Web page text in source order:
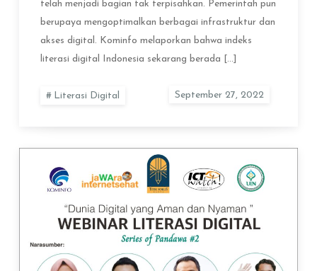
telah menjadi bagian tak terpisahkan. Pemerintah pun
berupaya mengoptimalkan berbagai infrastruktur dan
akses digital. Kominfo melaporkan bahwa indeks
literasi digital Indonesia sekarang berada […]
Literasi Digital